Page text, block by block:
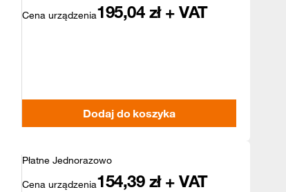
Cena urządzenia195,04 zł + VAT
Dodaj do koszyka
Płatne Jednorazowo
Cena urządzenia154,39 zł + VAT